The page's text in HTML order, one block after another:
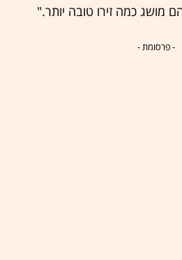
מושג כמה זירו טובה יותר."
- פרסומת -